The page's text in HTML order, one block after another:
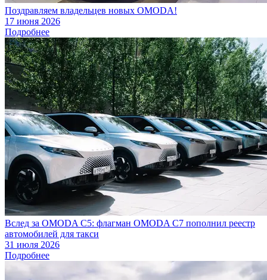
Поздравляем владельцев новых OMODA!
17 июня 2026
Подробнее
Вслед за OMODA C5: флагман OMODA C7 пополнил реестр
автомобилей для такси
31 июля 2026
Подробнее